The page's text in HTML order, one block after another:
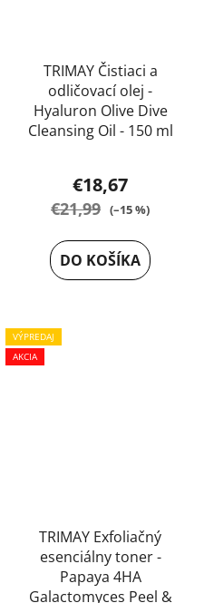
TRIMAY Čistiaci a
odličovací olej -
Hyaluron Olive Dive
Cleansing Oil - 150 ml
€18,67
€21,99 (–15 %)
DO KOŠÍKA
VÝPREDAJ
AKCIA
TRIMAY Exfoliačný
esenciálny toner -
Papaya 4HA
Galactomyces Peel &